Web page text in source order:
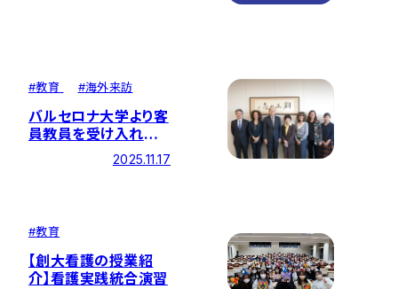
#教育 #海外来訪
バルセロナ大学より客
員教員を受け入れ
国境を越えた看護教
育の交流を深める
2025.11.17
#教育
【創大看護の授業紹
介】看護実践統合演習